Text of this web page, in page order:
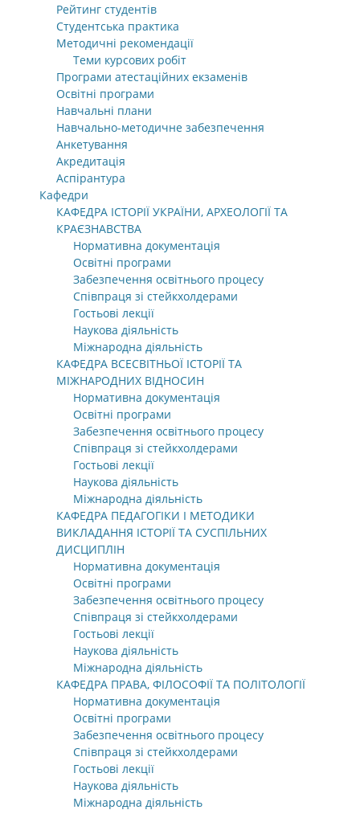
Рейтинг студентів
Студентська практика
Методичні рекомендації
Теми курсових робіт
Програми атестаційних екзаменів
Освітні програми
Навчальні плани
Навчально-методичне забезпечення
Анкетування
Акредитація
Аспірантура
Кафедри
КАФЕДРА ІСТОРІЇ УКРАЇНИ, АРХЕОЛОГІЇ ТА
КРАЄЗНАВСТВА
Нормативна документація
Освітні програми
Забезпечення освітнього процесу
Співпраця зі стейкхолдерами
Гостьові лекції
Наукова діяльність
Міжнародна діяльність
КАФЕДРА ВСЕСВІТНЬОЇ ІСТОРІЇ ТА
МІЖНАРОДНИХ ВІДНОСИН
Нормативна документація
Освітні програми
Забезпечення освітнього процесу
Співпраця зі стейкхолдерами
Гостьові лекції
Наукова діяльність
Міжнародна діяльність
КАФЕДРА ПЕДАГОГІКИ І МЕТОДИКИ
ВИКЛАДАННЯ ІСТОРІЇ ТА СУСПІЛЬНИХ
ДИСЦИПЛІН
Нормативна документація
Освітні програми
Забезпечення освітнього процесу
Співпраця зі стейкхолдерами
Гостьові лекції
Наукова діяльність
Міжнародна діяльність
КАФЕДРА ПРАВА, ФІЛОСОФІЇ ТА ПОЛІТОЛОГІЇ
Нормативна документація
Освітні програми
Забезпечення освітнього процесу
Співпраця зі стейкхолдерами
Гостьові лекції
Наукова діяльність
Міжнародна діяльність